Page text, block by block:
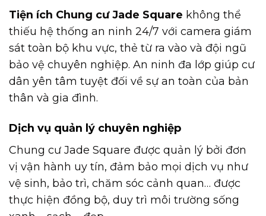
Tiện ích Chung cư Jade Square không thể
thiếu hệ thống an ninh 24/7 với camera giám
sát toàn bộ khu vực, thẻ từ ra vào và đội ngũ
bảo vệ chuyên nghiệp. An ninh đa lớp giúp cư
dân yên tâm tuyệt đối về sự an toàn của bản
thân và gia đình.
Dịch vụ quản lý chuyên nghiệp
Chung cư Jade Square được quản lý bởi đơn
vị vận hành uy tín, đảm bảo mọi dịch vụ như
vệ sinh, bảo trì, chăm sóc cảnh quan… được
thực hiện đồng bộ, duy trì môi trường sống